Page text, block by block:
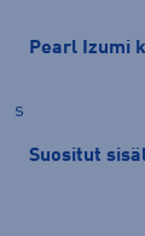
Pearl Izumi
s
Suositut